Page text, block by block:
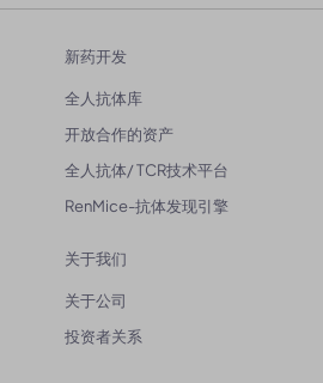
新药开发
全人抗体库
开放合作的资产
全人抗体/ TCR技术平台
RenMice-抗体发现引擎
关于我们
关于公司
投资者关系